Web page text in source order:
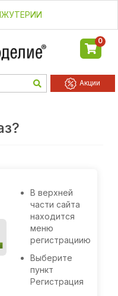
0
Акции
В верхней
части сайта
находится
меню
регистрациию
Выберите
пункт
Регистрация